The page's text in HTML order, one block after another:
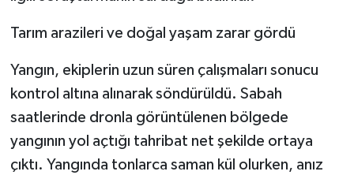
Tarım arazileri ve doğal yaşam zarar gördü
Yangın, ekiplerin uzun süren çalışmaları sonucu
kontrol altına alınarak söndürüldü. Sabah
saatlerinde dronla görüntülenen bölgede
yangının yol açtığı tahribat net şekilde ortaya
çıktı. Yangında tonlarca saman kül olurken, anız
YEREL
Yerel Haberler